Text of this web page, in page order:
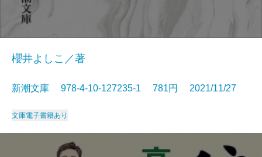
櫻井よしこ／著
新潮文庫 978-4-10-127235-1 781円 2021/11/27
文庫電子書籍あり